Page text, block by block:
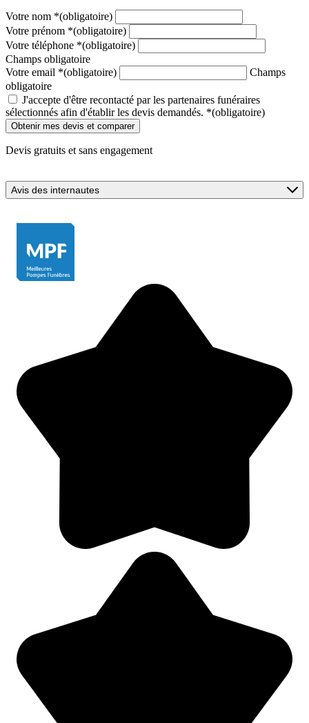
Votre nom *(obligatoire)
Votre prénom *(obligatoire)
Votre téléphone *(obligatoire)
Champs obligatoire
Votre email *(obligatoire)
Champs
obligatoire
J'accepte d'être recontacté par les partenaires funéraires
sélectionnés afin d'établir les devis demandés. *(obligatoire)
Devis gratuits et sans engagement
Avis des internautes